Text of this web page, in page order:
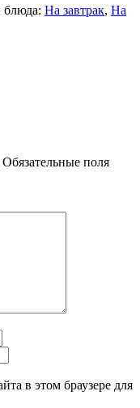
блюда: На завтрак, На
Обязательные поля
в этом браузере для